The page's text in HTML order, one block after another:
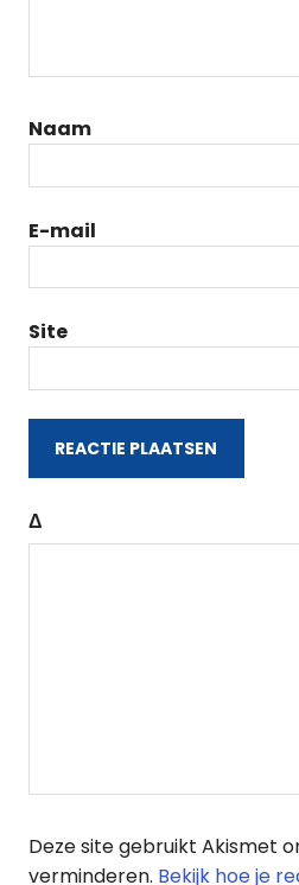
Naam
E-mail
Site
Δ
Deze site gebruikt Akismet
verminderen. Bekijk hoe je